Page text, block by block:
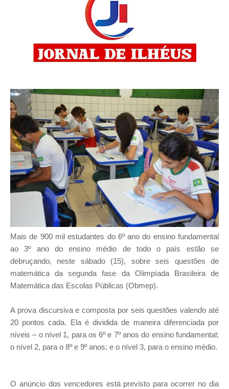
Mais de 900 mil estudantes do 6º ano do ensino fundamental
ao 3º ano do ensino médio de todo o país estão se
debruçando, neste sábado (15), sobre seis questões de
matemática da segunda fase da Olimpíada Brasileira de
Matemática das Escolas Públicas (Obmep).
A prova discursiva e composta por seis questões valendo até
20 pontos cada. Ela é dividida de maneira diferenciada por
níveis – o nível 1, para os 6º e 7º anos do ensino fundamental;
o nível 2, para o 8º e 9º anos; e o nível 3, para o ensino médio.
O anúncio dos vencedores está previsto para ocorrer no dia